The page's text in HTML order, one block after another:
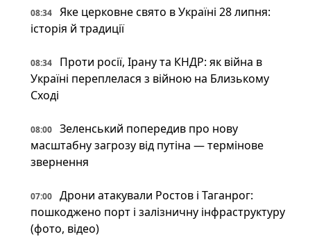
08:34
Яке церковне свято в Україні 28 липня:
історія й традиції
08:34
Проти росії, Ірану та КНДР: як війна в
Україні переплелася з війною на Близькому
Сході
08:00
Зеленський попередив про нову
масштабну загрозу від путіна — термінове
звернення
07:00
Дрони атакували Ростов і Таганрог:
пошкоджено порт і залізничну інфраструктуру
(фото, відео)